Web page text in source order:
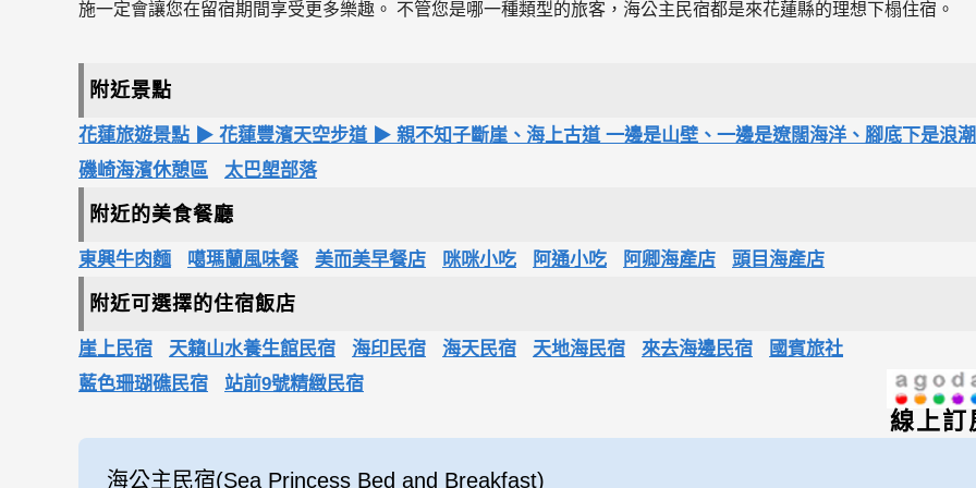
施一定會讓您在留宿期間享受更多樂趣。 不管您是哪一種類型的旅客，海公主民宿都是來花蓮縣的理想下榻住宿。
附近景點
花蓮旅遊景點 ▶ 花蓮豐濱天空步道 ▶ 親不知子斷崖、海上古道 一邊是山壁、一邊是遼闊海洋、腳底下是浪潮
磯崎海濱休憩區
太巴塱部落
附近的美食餐廳
東興牛肉麵 噶瑪蘭風味餐 美而美早餐店 咪咪小吃 阿通小吃 阿卿海產店 頭目海產店
附近可選擇的住宿飯店
崖上民宿 天籟山水養生館民宿 海印民宿 海天民宿 天地海民宿 來去海邊民宿
國賓旅社
藍色珊瑚礁民宿
站前9號精緻民宿
線上訂
海公主民宿(Sea Princess Bed and Breakfast)